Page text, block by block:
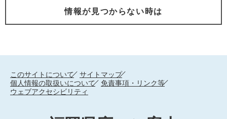
情報が見つからない時は
このサイトについて
サイトマップ
個人情報の取扱いについて
免責事項・リンク等
ウェブアクセシビリティ